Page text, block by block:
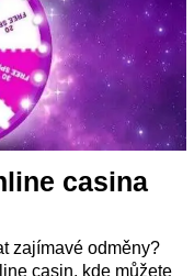
casina
zajímavé odměny?
casin, kde můžete